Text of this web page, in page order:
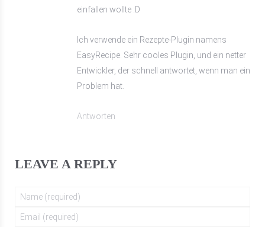
einfallen wollte :D
Ich verwende ein Rezepte-Plugin namens
EasyRecipe. Sehr cooles Plugin, und ein netter
Entwickler, der schnell antwortet, wenn man ein
Problem hat.
Antworten
LEAVE A REPLY